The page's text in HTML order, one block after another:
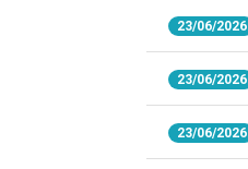
23/06/2026
23/06/2026
23/06/2026